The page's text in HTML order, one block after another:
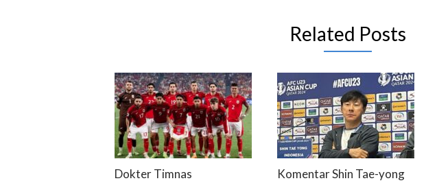
Related Posts
Dokter Timnas
Komentar Shin Tae-yong